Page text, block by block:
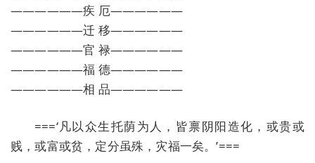
——————疾 厄——————
——————迁 移——————
——————官 禄——————
——————福 德——————
——————相 品——————
===‘凡以众生托荫为人，皆禀阴阳造化，或贵或
贱，或富或贫，定分虽殊，灾福一矣。’===